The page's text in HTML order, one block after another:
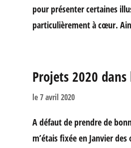
pour présenter certaines
particulièrement à cœur.
Projets 2020
le7 avril 2020
A défaut de prendre de
m’étais fixée en Janvier